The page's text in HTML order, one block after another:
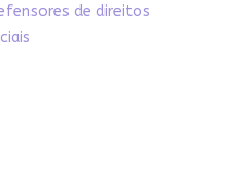
de direitos